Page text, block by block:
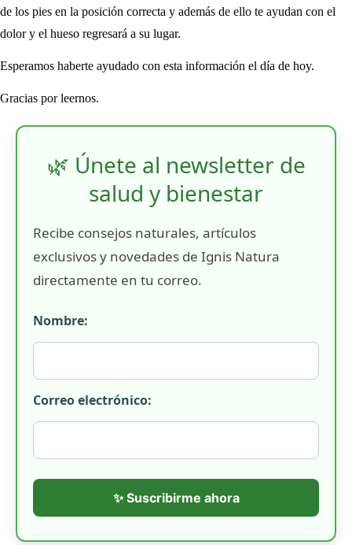
de los pies en la posición correcta y además de ello te ayudan con el
dolor y el hueso regresará a su lugar.
Esperamos haberte ayudado con esta información el día de hoy.
Gracias por leernos.
🌿 Únete al newsletter de
salud y bienestar
Recibe consejos naturales, artículos
exclusivos y novedades de Ignis Natura
directamente en tu correo.
Nombre:
Correo electrónico:
✨ Suscribirme ahora